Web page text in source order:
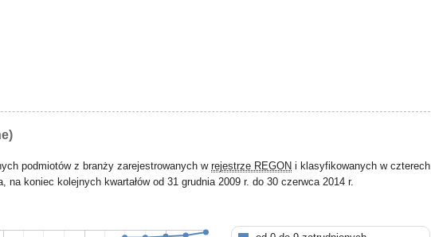
podmiotów z branży zarejestrowanych w rejestrze REGON i klasyfikowanych w czterech
na koniec kolejnych kwartałów od 31 grudnia 2009 r. do 30 czerwca 2014 r.